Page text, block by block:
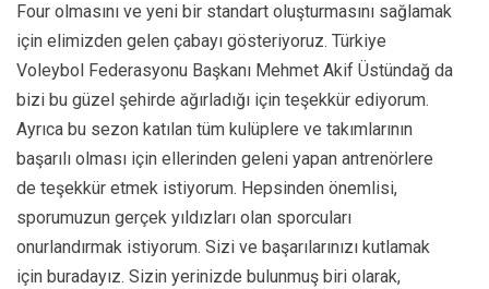
Four olmasını ve yeni bir standart oluşturmasını sağlamak
için elimizden gelen çabayı gösteriyoruz. Türkiye
Voleybol Federasyonu Başkanı Mehmet Akif Üstündağ da
bizi bu güzel şehirde ağırladığı için teşekkür ediyorum.
Ayrıca bu sezon katılan tüm kulüplere ve takımlarının
başarılı olması için ellerinden geleni yapan antrenörlere
de teşekkür etmek istiyorum. Hepsinden önemlisi,
sporumuzun gerçek yıldızları olan sporcuları
onurlandırmak istiyorum. Sizi ve başarılarınızı kutlamak
için buradayız. Sizin yerinizde bulunmuş biri olarak,